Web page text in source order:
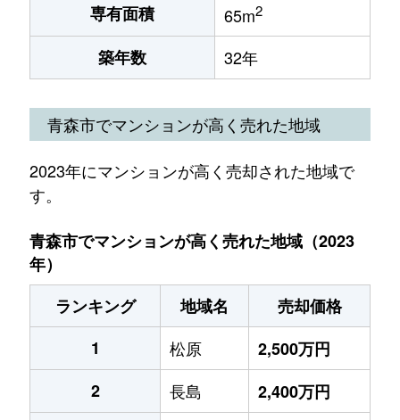
専有面積 65m2
築年数 32年
青森市でマンションが高く売れた地域
2023年にマンションが高く売却された地域で
す。
青森市でマンションが高く売れた地域（2023
年）
ランキング
地域名
売却価格
1
松原
2,500万円
2
長島
2,400万円